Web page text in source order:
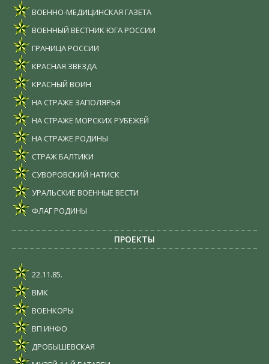
ВОЕННО-МЕДИЦИНСКАЯ ГАЗЕТА
ВОЕННЫЙ ВЕСТНИК ЮГА РОССИИ
ГРАНИЦА РОССИИ
КРАСНАЯ ЗВЕЗДА
КРАСНЫЙ ВОИН
НА СТРАЖЕ ЗАПОЛЯРЬЯ
НА СТРАЖЕ МОРСКИХ РУБЕЖЕЙ
НА СТРАЖЕ РОДИНЫ
СТРАЖ БАЛТИКИ
СУВОРОВСКИЙ НАТИСК
УРАЛЬСКИЕ ВОЕННЫЕ ВЕСТИ
ФЛАГ РОДИНЫ
ПРОЕКТЫ
22.11.85.
ВМК
ВОЕНКОРЫ
ВП ИНФО
ДРОБЫШЕВСКАЯ